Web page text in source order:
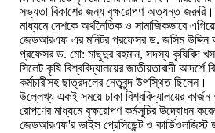
সভ্যতা বিকাশের জন্য বৃক্ষরোপণ অত্যন্ত জরুরি।
মাধ্যমে দেশকে অর্থনৈতিক ও সামাজিকভাবে
জেডআরএফ এর মনিটর প্রফেসর ড. জসিম উদ্দিন
প্রফেসর ড. মো: মাছুদুর রহমান, সদস্য কৃষিবিদ
সিলেট কৃষি বিশ্ববিদ্যালয়ের জাতীয়তাবাদী আদর্শে
কর্মচারীসহ ছাত্রদলের নেতৃবৃন্দ উপস্থিত ছিলেন।
উল্লেখ্য একই সময়ে ঢাকা বিশ্ববিদ্যালয়ের কার্জন
রোপণের মাধ্যমে বৃক্ষরোপণ কর্মসূচির উদ্বোধন
জেডআরএফ'র ভাইস প্রেসিডেন্ট ও কার্ডিওলজিস্ট